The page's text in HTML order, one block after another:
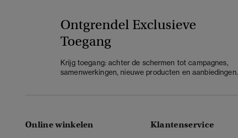
Ontgrendel Exclusieve
Toegang
Krijg toegang: achter de schermen tot campagnes,
samenwerkingen, nieuwe producten en aanbiedingen.
Online winkelen Klantenservice